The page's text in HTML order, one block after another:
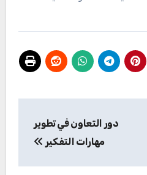
دور التعاون في تطوير
مهارات التفكير